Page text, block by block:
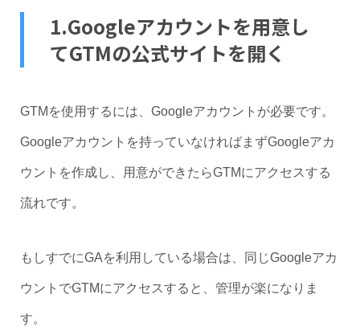
1.Googleアカウントを用意し
てGTMの公式サイトを開く
GTMを使用するには、Googleアカウントが必要です。
Googleアカウントを持っていなければまずGoogleアカ
ウントを作成し、用意ができたらGTMにアクセスする
流れです。
もしすでにGAを利用している場合は、同じGoogleアカ
ウントでGTMにアクセスすると、管理が楽になりま
す。